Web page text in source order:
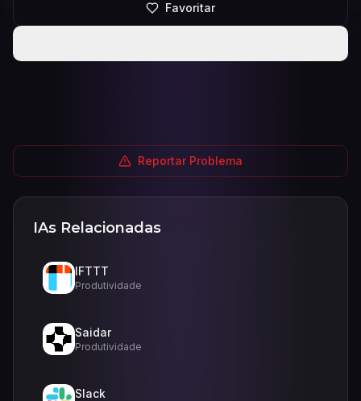
Favoritar
Reportar Problema
IAs Relacionadas
IFTTT
Produtividade
Saidar
Produtividade
Slack